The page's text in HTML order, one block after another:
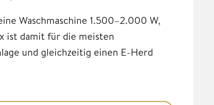
Waschmaschine 1.500–2.000 W,
ist damit für die meisten
und gleichzeitig einen E-Herd